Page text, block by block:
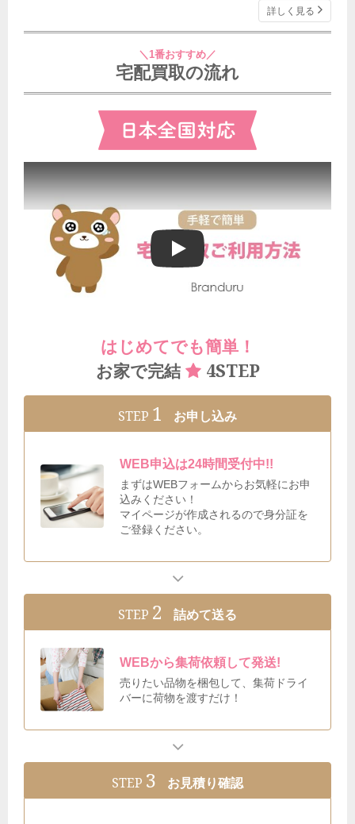
詳しく見る
＼1番おすすめ／
宅配買取の流れ
ブランドゥールの宅配買取ご利用方法
はじめてでも簡単！
お家で完結
4STEP
STEP 1 お申し込み
WEB申込は24時間受付中!!
まずはWEBフォームからお気軽にお申
込みください！
マイページが作成されるので身分証を
ご登録ください。
STEP 2 詰めて送る
WEBから集荷依頼して発送!
売りたい品物を梱包して、集荷ドライ
バーに荷物を渡すだけ！
STEP 3 お見積り確認